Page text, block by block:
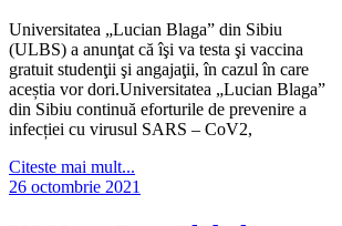
Universitatea „Lucian Blaga” din Sibiu
(ULBS) a anunţat că îşi va testa şi vaccina
gratuit studenţii şi angajaţii, în cazul în care
aceștia vor dori.Universitatea „Lucian Blaga”
din Sibiu continuă eforturile de prevenire a
infecției cu virusul SARS – CoV2,
Citeste mai mult...
26 octombrie 2021